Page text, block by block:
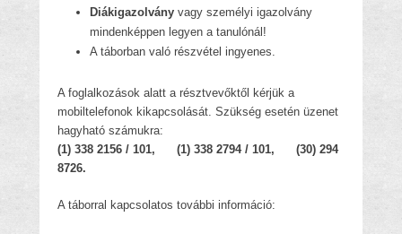
Diákigazolvány vagy személyi igazolvány
mindenképpen legyen a tanulónál!
A táborban való részvétel ingyenes.
A foglalkozások alatt a résztvevőktől kérjük a
mobiltelefonok kikapcsolását. Szükség esetén üzenet
hagyható számukra:
(1) 338 2156 / 101, (1) 338 2794 / 101, (30) 294
8726.
A táborral kapcsolatos további információ: